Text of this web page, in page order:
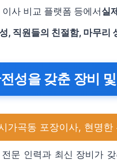
사 비교 플랫폼 등에서실
, 직원들의 친절함, 마무리
성을 갖춘 장비
가곡동 포장이사, 현명
문 인력과 최신 장비가